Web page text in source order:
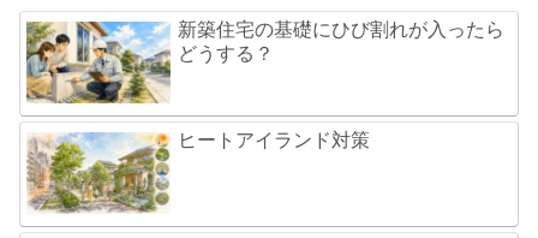
新築住宅の基礎にひび割れが入ったら
どうする？
ヒートアイランド対策